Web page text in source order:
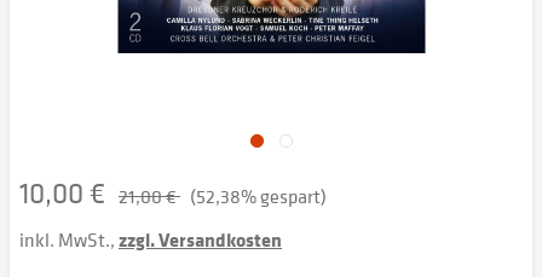
10,00 € 21,00 € (52,38% gespart)
inkl. MwSt.,zzgl. Versandkosten